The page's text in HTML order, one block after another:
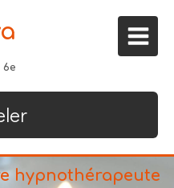
6e
hypnothérapeute